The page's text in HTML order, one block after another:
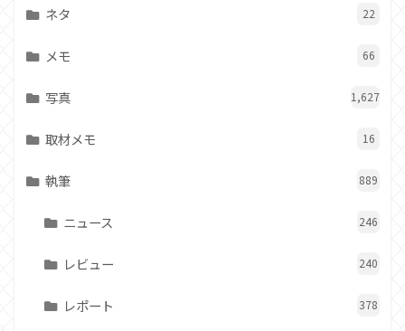
ネタ 22
メモ 66
写真 1,627
取材メモ 16
執筆 889
ニュース 246
レビュー 240
レポート 378